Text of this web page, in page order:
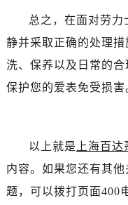
总之，在面对劳力
静并采取正确的处理
洗、保养以及日常的
保护您的爱表免受损害
以上就是 上海百
内容。如果您还有其
题，可以拨打页面400